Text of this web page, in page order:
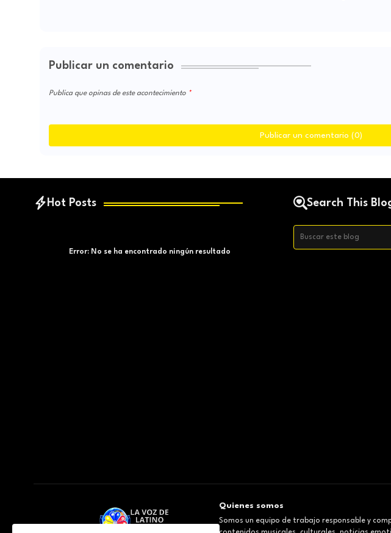
Publicar un comentario
Publica que opinas de este acontecimiento
Publicar un comentario (0)
Hot Posts
Error: No se ha encontrado ningún resultado
Search This
Quienes somos
Somos un equipo de trabajo responsable y